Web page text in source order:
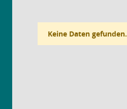
Keine Daten gefunden.